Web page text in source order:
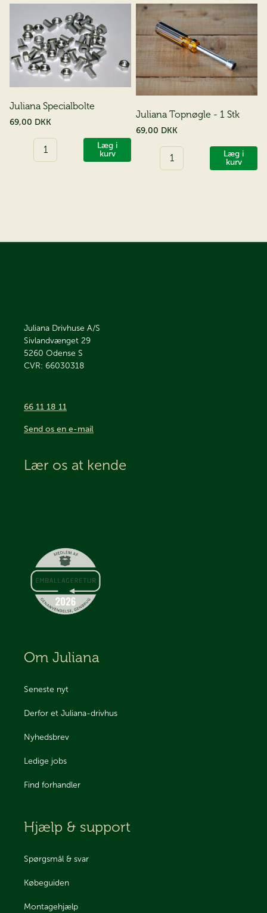
Juliana Specialbolte
69,00 DKK
Antal
Læg i
kurv
Juliana Topnøgle - 1 Stk
69,00 DKK
Antal
Læg i
kurv
Juliana Drivhuse A/S
Sivlandvænget 29
5260 Odense S
CVR: 66030318
66 11 18 11
Send os en e-mail
Lær os at kende
Om Juliana
Seneste nyt
Derfor et Juliana-drivhus
Nyhedsbrev
Ledige jobs
Find forhandler
Hjælp & support
Spørgsmål & svar
Købeguiden
Montagehjælp